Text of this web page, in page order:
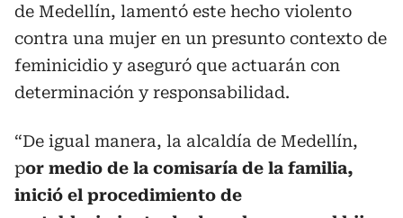
de Medellín, lamentó este hecho violento
contra una mujer en un presunto contexto de
feminicidio y aseguró que actuarán con
determinación y responsabilidad.
“De igual manera, la alcaldía de Medellín,
por medio de la comisaría de la familia,
inició el procedimiento de